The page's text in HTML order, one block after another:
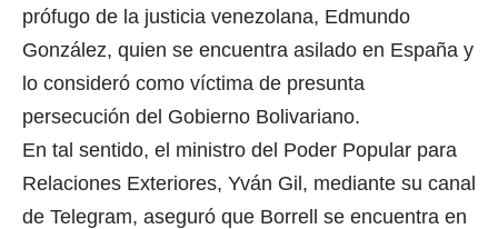
prófugo de la justicia venezolana, Edmundo
González, quien se encuentra asilado en España y
lo consideró como víctima de presunta
persecución del Gobierno Bolivariano.
En tal sentido, el ministro del Poder Popular para
Relaciones Exteriores, Yván Gil, mediante su canal
de Telegram, aseguró que Borrell se encuentra en